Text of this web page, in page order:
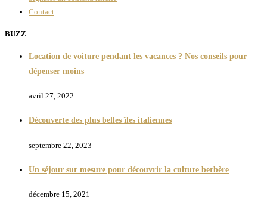
Contact
BUZZ
Location de voiture pendant les vacances ? Nos conseils pour
dépenser moins
avril 27, 2022
Découverte des plus belles îles italiennes
septembre 22, 2023
Un séjour sur mesure pour découvrir la culture berbère
décembre 15, 2021